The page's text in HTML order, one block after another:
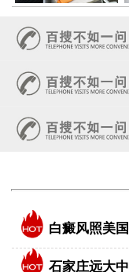
石家庄远大